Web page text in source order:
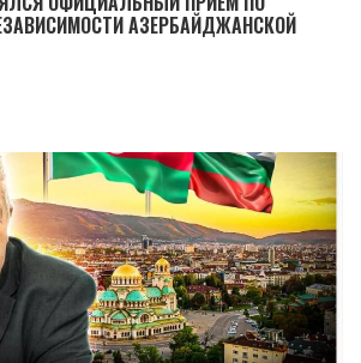
АЗЕРБАЙДЖАНСКОЙ